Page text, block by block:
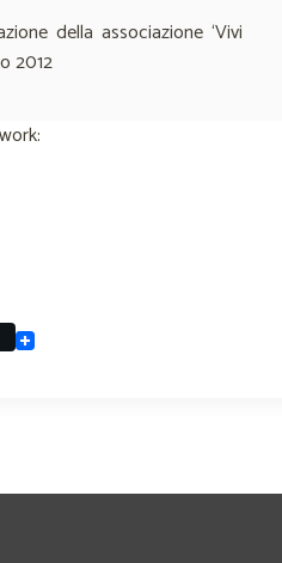
della associazione ‘Vivi
2012